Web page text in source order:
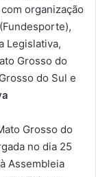
organização
Legislativa,
Grosso do
do Sul e
Grosso do
no dia 25
Assembleia